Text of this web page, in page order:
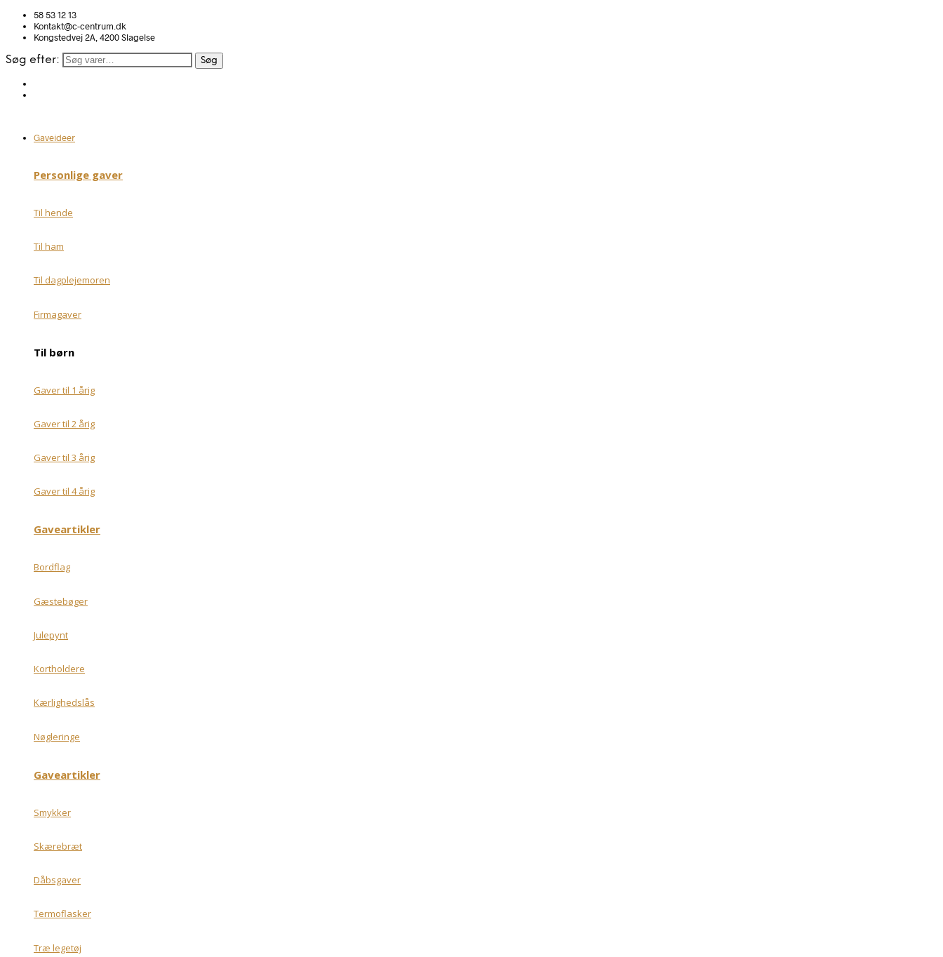
58 53 12 13
Kontakt@c-centrum.dk
Kongstedvej 2A, 4200 Slagelse
Søg efter: Søg
Gaveideer
Personlige gaver
Til hende
Til ham
Til dagplejemoren
Firmagaver
Til børn
Gaver til 1 årig
Gaver til 2 årig
Gaver til 3 årig
Gaver til 4 årig
Gaveartikler
Bordflag
Gæstebøger
Julepynt
Kortholdere
Kærlighedslås
Nøgleringe
Gaveartikler
Smykker
Skærebræt
Dåbsgaver
Termoflasker
Træ legetøj